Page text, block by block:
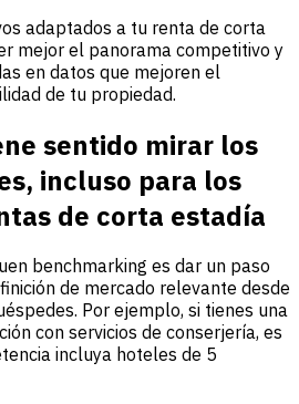
adaptados a tu renta de corta
mejor el panorama competitivo y
en datos que mejoren el
de tu propiedad.
sentido mirar los
incluso para los
de corta estadía
benchmarking es dar un paso
de mercado relevante desde
Por ejemplo, si tienes una
con servicios de conserjería, es
incluya hoteles de 5